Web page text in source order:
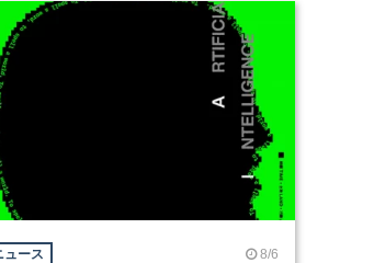
ュース 8/6